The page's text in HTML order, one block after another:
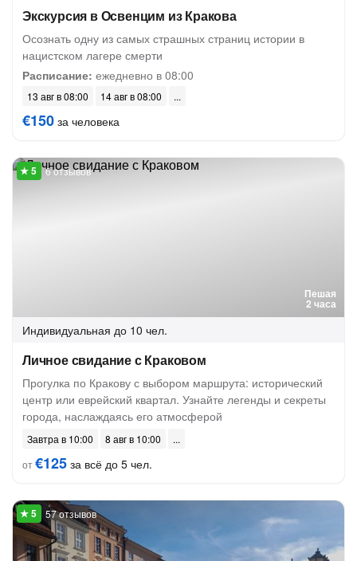
Экскурсия в Освенцим из Кракова
Осознать одну из самых страшных страниц истории в
нацистском лагере смерти
Расписание: ежедневно в 08:00
13 авг в 08:00 14 авг в 08:00
€150 за человека
Пешая
2 часа
6 отзывов
Индивидуальная до 10 чел.
Личное свидание с Краковом
Прогулка по Кракову с выбором маршрута: исторический
центр или еврейский квартал. Узнайте легенды и секреты
города, наслаждаясь его атмосферой
Завтра в 10:00
8 авг в 10:00
от€125 за всё до 5 чел.
57 отзывов